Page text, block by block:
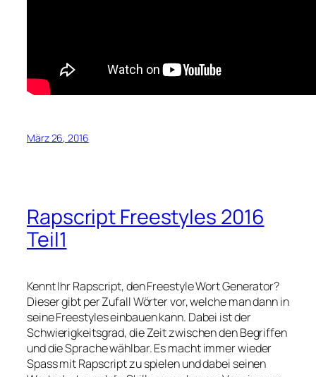
März 26, 2016
Rapscript Freestyles 2016
Teil1
Kennt Ihr Rapscript, den Freestyle Wort Generator?
Dieser gibt per Zufall Wörter vor, welche man dann in
seine Freestyles einbauen kann. Dabei ist der
Schwierigkeitsgrad, die Zeit zwischen den Begriffen
und die Sprache wählbar. Es macht immer wieder
Spass mit Rapscript zu spielen und dabei seinen